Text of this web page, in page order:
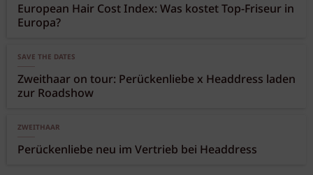
European Hair Cost Index: Was kostet Top-Friseur in
Europa?
SAVE THE DATES
Zweithaar on tour: Perückenliebe x Headdress laden
zur Roadshow
ZWEITHAAR
Perückenliebe neu im Vertrieb bei Headdress